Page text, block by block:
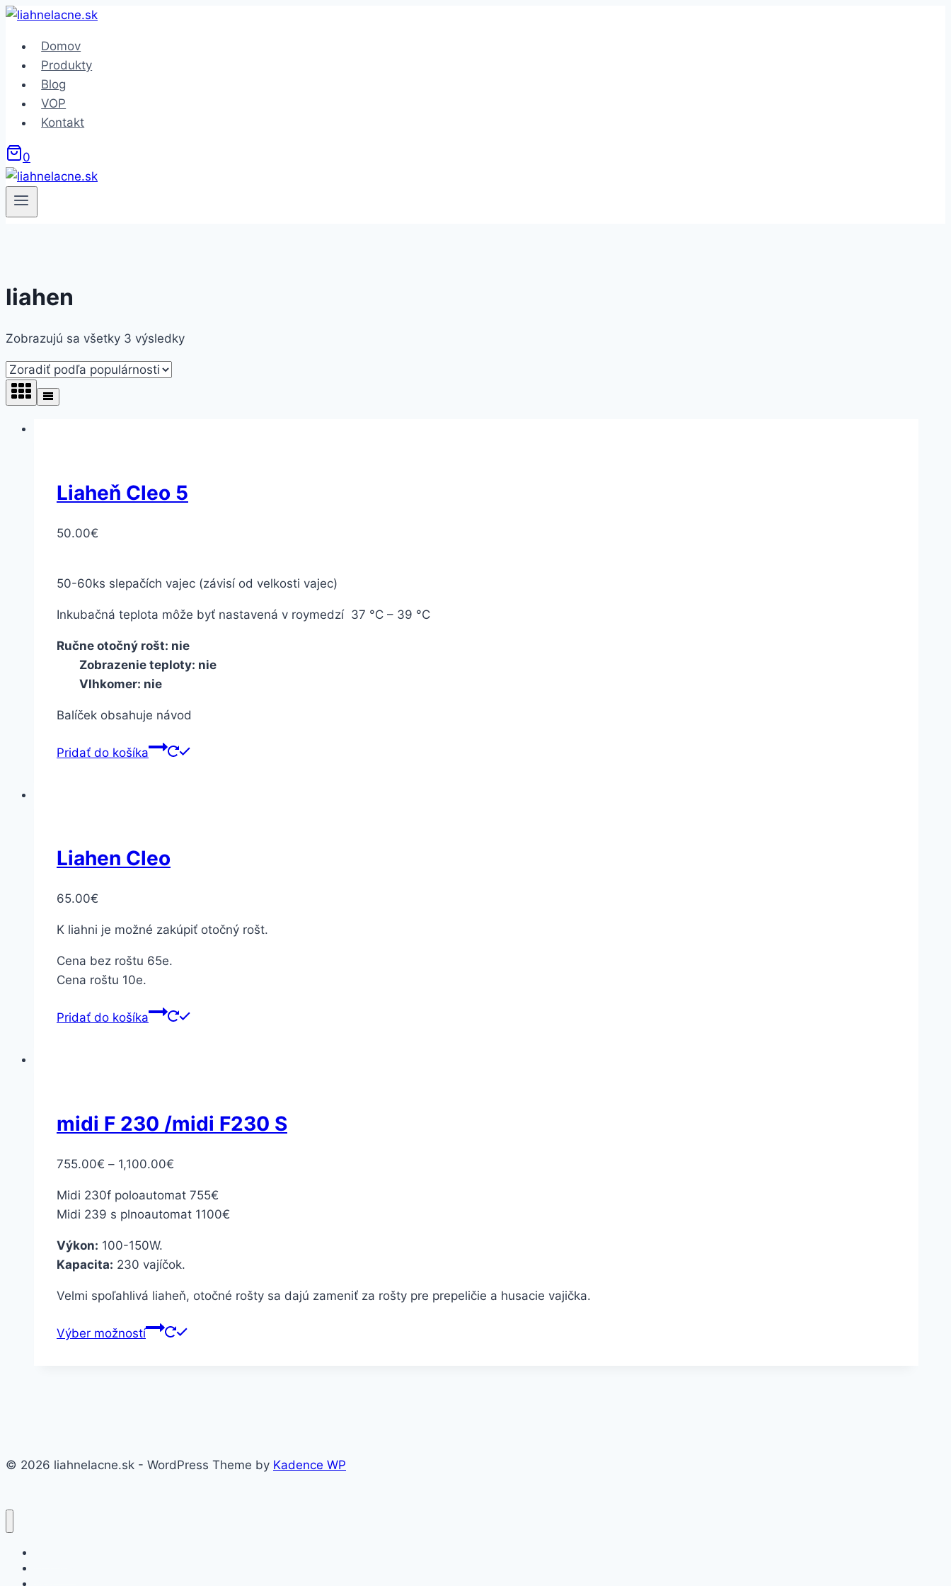
Skip
contentDomov
Produkty
Blog
VOP
Kontakt
0
liahen
Zobrazujú sa všetky 3 výsledky
Liaheň Cleo 5
50.00€
50-60ks slepačích vajec (závisí od velkosti vajec)
Inkubačná teplota môže byť nastavená v roymedzí 37 °C – 39 °C
Ručne otočný rošt: nie
Zobrazenie teploty: nie
Vlhkomer: nie
Balíček obsahuje návod
Pridať do košíka
Liahen Cleo
65.00€
K liahni je možné zakúpiť otočný rošt.
Cena bez roštu 65e.
Cena roštu 10e.
Pridať do košíka
midi F 230 /midi F230 S
755.00€ – 1,100.00€
Midi 230f poloautomat 755€
Midi 239 s plnoautomat 1100€
Výkon: 100-150W.
Kapacita: 230 vajíčok.
Velmi spoľahlivá liaheň, otočné rošty sa dajú zameniť za rošty pre prepeličie a husacie vajička.
Výber možností
© 2026 liahnelacne.sk - WordPress Theme by Kadence WP